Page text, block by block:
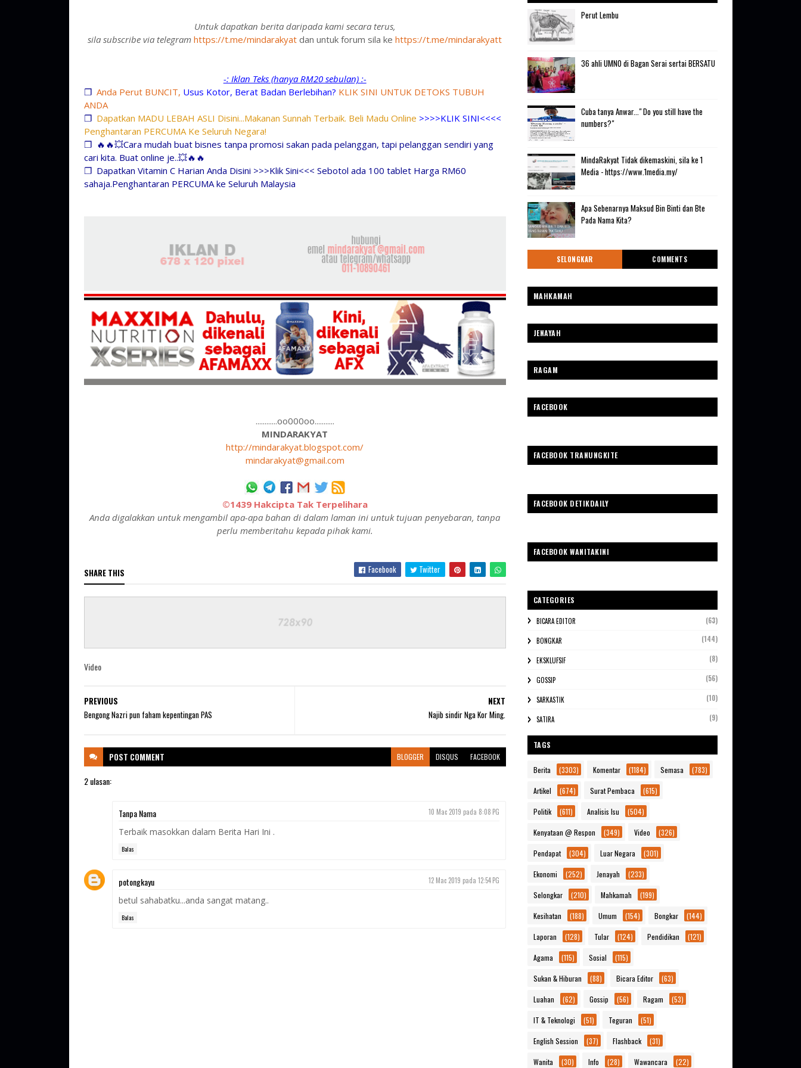
Untuk dapatkan berita daripada kami secara terus,
sila subscribe via telegram https://t.me/mindarakyat dan untuk forum sila kehttps://t.me/mindarakyatt
-: Iklan Teks (hanya RM20 sebulan) :-
❐ Anda Perut BUNCIT, Usus Kotor, Berat Badan Berlebihan? KLIK SINI UNTUK DETOKS TUBUH
ANDA
❐ Dapatkan MADU LEBAH ASLI Disini...Makanan Sunnah Terbaik. Beli Madu Online >>>>KLIK SINI<<<<
Penghantaran PERCUMA Ke Seluruh Negara!
❐ 🔥🔥💥Cara mudah buat bisnes tanpa promosi sakan pada pelanggan, tapi pelanggan sendiri yang
cari kita. Buat online je..💥🔥🔥
❐ Dapatkan Vitamin C Harian Anda Disini >>>Klik Sini<<< Sebotol ada 100 tablet Harga RM60
sahaja.Penghantaran PERCUMA ke Seluruh Malaysia
............oo000oo...........
MINDARAKYAT
http://mindarakyat.blogspot.com/
mindarakyat@gmail.com
©1439 Hakcipta Tak Terpelihara
Anda digalakkan untuk mengambil apa-apa bahan di dalam laman ini untuk tujuan penyebaran, tanpa
perlu memberitahu kepada pihak kami.
SHARE THIS Facebook Twitter
Video
NEXT
Najib sindir Nga Kor Ming.
PREVIOUS
Bengong Nazri pun faham kepentingan PAS
POST COMMENT BLOGGER DISQUS FACEBOOK
2 ulasan:
Tanpa Nama 10 Mac 2019 pada 8:08 PG
Terbaik masokkan dalam Berita Hari Ini .
Balas
potongkayu 12 Mac 2019 pada 12:54 PG
betul sahabatku...anda sangat matang..
Balas
Perut Lembu
36 ahli UMNO di Bagan Serai sertai BERSATU
Cuba tanya Anwar..." Do you still have the
numbers?"
MindaRakyat Tidak dikemaskini, sila ke 1
Media - https://www.1media.my/
Apa Sebenarnya Maksud Bin Binti dan Bte
Pada Nama Kita?
SELONGKAR COMMENTS
MAHKAMAH
JENAYAH
RAGAM
FACEBOOK
FACEBOOK TRANUNGKITE
FACEBOOK DETIKDAILY
FACEBOOK WANITAKINI
CATEGORIES
BICARA EDITOR (63)
BONGKAR (144)
EKSKLUFSIF (8)
GOSSIP (56)
SARKASTIK (10)
SATIRA (9)
TAGS
Berita (3303) Komentar (1184) Semasa (783)
Artikel (674) Surat Pembaca (615)
Politik (611) Analisis Isu (504)
Kenyataan @ Respon (349) Video (326)
Pendapat (304) Luar Negara (301)
Ekonomi (252) Jenayah (233)
Selongkar (210) Mahkamah (199)
Kesihatan (188) Umum (154) Bongkar (144)
Laporan (128) Tular (124) Pendidikan (121)
Agama (115) Sosial (115)
Sukan & Hiburan (88) Bicara Editor (63)
Luahan (62) Gossip (56) Ragam (53)
IT & Teknologi (51) Teguran (51)
English Session (37) Flashback (31)
Wanita (30) Info (28) Wawancara (22)